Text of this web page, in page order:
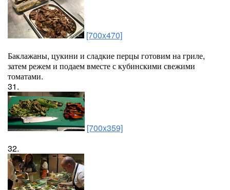
[700x470]
Баклажаны, цукини и сладкие перцы готовим на гриле,
затем режем и подаем вместе с кубинскими свежими
томатами.
31.
[700x359]
32.